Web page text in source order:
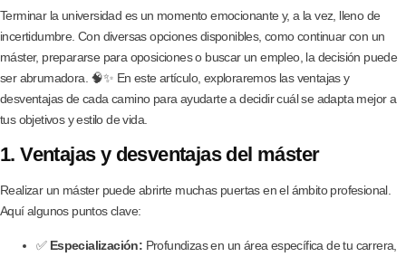
Terminar la universidad es un momento emocionante y, a la vez, lleno de
incertidumbre. Con diversas opciones disponibles, como continuar con un
máster, prepararse para oposiciones o buscar un empleo, la decisión puede
ser abrumadora. 🧠✨ En este artículo, exploraremos las ventajas y
desventajas de cada camino para ayudarte a decidir cuál se adapta mejor a
tus objetivos y estilo de vida.
1. Ventajas y desventajas del máster
Realizar un máster puede abrirte muchas puertas en el ámbito profesional.
Aquí algunos puntos clave:
✅ Especialización: Profundizas en un área específica de tu carrera,